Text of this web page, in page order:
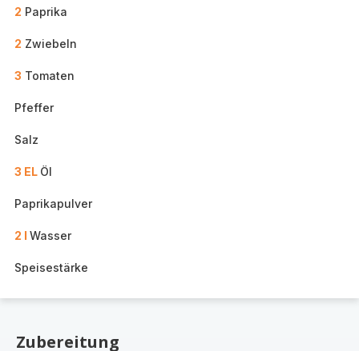
2 Paprika
2 Zwiebeln
3 Tomaten
Pfeffer
Salz
3 EL Öl
Paprikapulver
2 l Wasser
Speisestärke
Zubereitung